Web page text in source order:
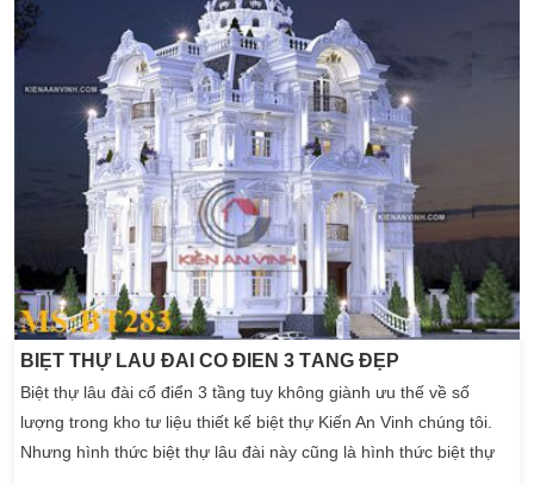
BIỆT THỰ LÂU ĐÀI CỔ ĐIỂN 3 TẦNG ĐẸP
Biệt thự lâu đài cổ điển 3 tầng tuy không giành ưu thế về số
lượng trong kho tư liệu thiết kế biệt thự Kiến An Vinh chúng tôi.
Nhưng hình thức biệt thự lâu đài này cũng là hình thức biệt thự